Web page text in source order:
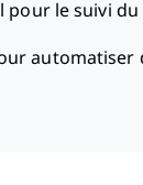
pour le suivi du
automatiser